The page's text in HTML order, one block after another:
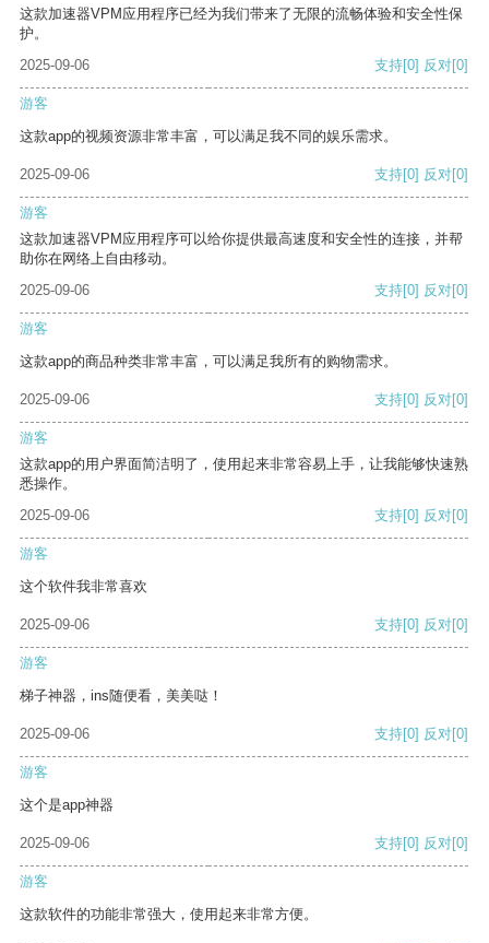
这款加速器VPM应用程序已经为我们带来了无限的流畅体验和安全性保
护。
2025-09-06
支持[0] 反对[0]
游客
这款app的视频资源非常丰富，可以满足我不同的娱乐需求。
2025-09-06 支持[0] 反对[0]
游客
这款加速器VPM应用程序可以给你提供最高速度和安全性的连接，并帮
助你在网络上自由移动。
2025-09-06
支持[0] 反对[0]
游客
这款app的商品种类非常丰富，可以满足我所有的购物需求。
2025-09-06 支持[0] 反对[0]
游客
这款app的用户界面简洁明了，使用起来非常容易上手，让我能够快速熟
悉操作。
2025-09-06
支持[0] 反对[0]
游客
这个软件我非常喜欢
2025-09-06 支持[0] 反对[0]
游客
梯子神器，ins随便看，美美哒！
2025-09-06 支持[0] 反对[0]
游客
这个是app神器
2025-09-06 支持[0] 反对[0]
游客
这款软件的功能非常强大，使用起来非常方便。